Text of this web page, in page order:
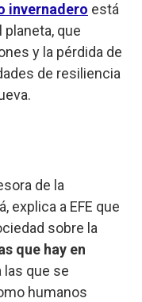
invernadero está
que
y la pérdida de
de resiliencia
de la
explica a EFE que
sobre la
que hay en
las que se
humanos